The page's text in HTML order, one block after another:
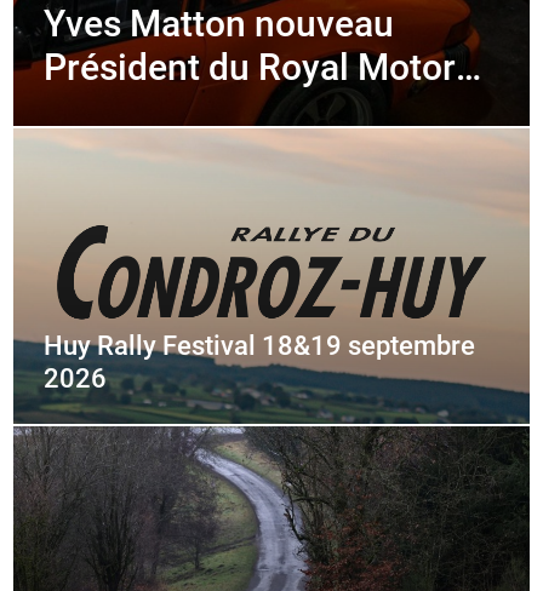
Yves Matton nouveau
Président du Royal Motor
Huy Rally Festival 18&19 septembre
2026